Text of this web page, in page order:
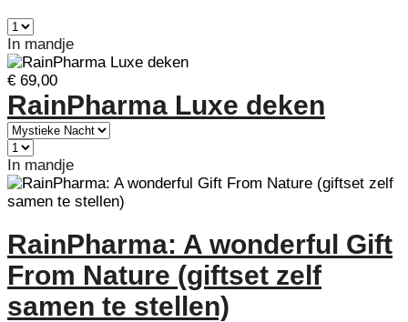
In mandje
€ 69,00
RainPharma Luxe deken
In mandje
RainPharma: A wonderful Gift
From Nature (giftset zelf
samen te stellen)